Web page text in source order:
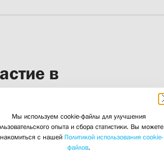
в
и литургике
Мы используем cookie-файлы для улучшения
опыта и сбора статистики. Вы можете
с нашей Политикой использования cookie-
файлов.